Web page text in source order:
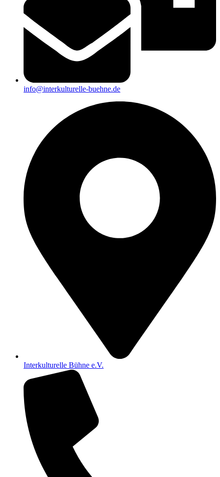
info@interkulturelle-buehne.de
Interkulturelle Bühne e.V.